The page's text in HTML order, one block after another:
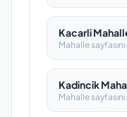
Kacarli
Mahalle sayfasını
Kadincik
Mahalle sayfasını